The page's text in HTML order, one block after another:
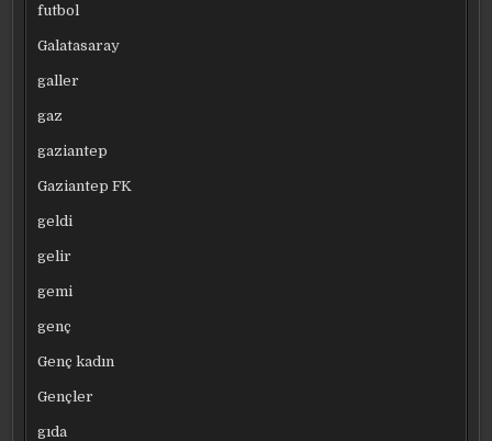
futbol
Galatasaray
galler
gaz
gaziantep
Gaziantep FK
geldi
gelir
gemi
genç
Genç kadın
Gençler
gıda